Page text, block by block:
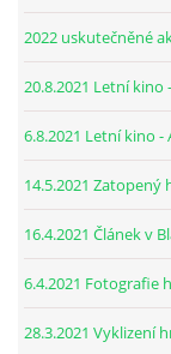
2022 uskutečněné
20.8.2021 Letní
6.8.2021 Letní kino
14.5.2021
16.4.2021 Článek v
6.4.2021 Fotografie
28.3.2021 Vyklizení